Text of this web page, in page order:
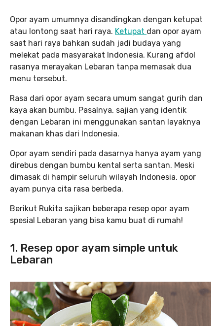
Opor ayam umumnya disandingkan dengan ketupat
atau lontong saat hari raya. Ketupat dan opor ayam
saat hari raya bahkan sudah jadi budaya yang
melekat pada masyarakat Indonesia. Kurang afdol
rasanya merayakan Lebaran tanpa memasak dua
menu tersebut.
Rasa dari opor ayam secara umum sangat gurih dan
kaya akan bumbu. Pasalnya, sajian yang identik
dengan Lebaran ini menggunakan santan layaknya
makanan khas dari Indonesia.
Opor ayam sendiri pada dasarnya hanya ayam yang
direbus dengan bumbu kental serta santan. Meski
dimasak di hampir seluruh wilayah Indonesia, opor
ayam punya cita rasa berbeda.
Berikut Rukita sajikan beberapa resep opor ayam
spesial Lebaran yang bisa kamu buat di rumah!
1. Resep opor ayam simple untuk
Lebaran